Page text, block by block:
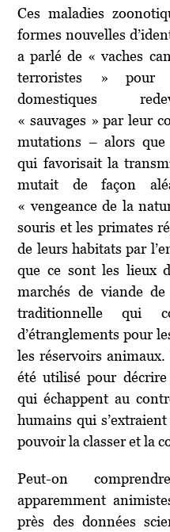
Ces maladies
formes nouvelles
a parlé de « vaches
terroristes » pour
domestiques
« sauvages » par leur
mutations – alors que
qui favorisait la
mutait de façon
« vengeance de la
souris et les primates
de leurs habitats par
que ce sont les lieux
marchés de viande
traditionnelle qui
d’étranglements pour
les réservoirs
été utilisé pour
qui échappent au
humains qui
pouvoir la classer et la
Peut-on
apparemment
près des données